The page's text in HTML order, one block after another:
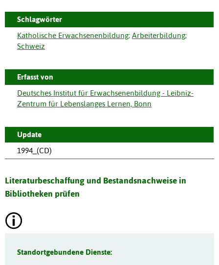
Schlagwörter
Katholische Erwachsenenbildung; Arbeiterbildung;
Schweiz
Erfasst von
Deutsches Institut für Erwachsenenbildung - Leibniz-
Zentrum für Lebenslanges Lernen, Bonn
Update
1994_(CD)
Literaturbeschaffung und Bestandsnachweise in
Bibliotheken prüfen
Standortgebundene Dienste: